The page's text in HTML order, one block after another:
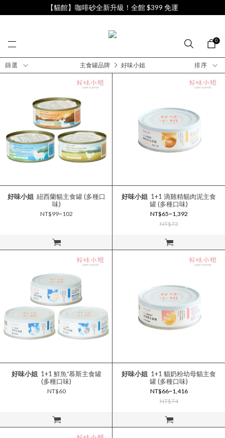
【貓館】咖啡砂全新升級！全館 $399 免運
0
篩選 排序
主食罐品牌 好味小姐
立即購買
好味小姐
味)
NT$99~102
立即購買
好味小姐
罐 (多種口味)
NT$65~1,392
NT$73
立即購買
好味小姐
(多種口味)
NT$60
立即購買
好味小姐
罐 (多種口味)
NT$66~1,416
NT$74